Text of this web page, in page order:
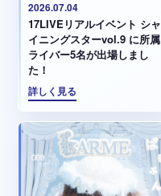
2026.07.04
17LIVEリアルイベント シャ
イニングスターvol.9 に所属
ライバー5名が出場しまし
た！
詳しく見る